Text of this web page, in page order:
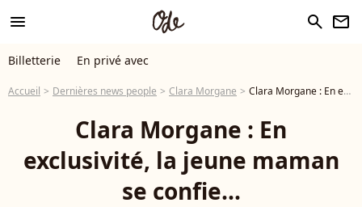
menu search newsletter
Billetterie En privé avec
Accueil Dernières news people Clara Morgane Clara Morgane : En exclusivité, la jeune maman se confie...
Clara Morgane : En
exclusivité, la jeune maman
se confie...